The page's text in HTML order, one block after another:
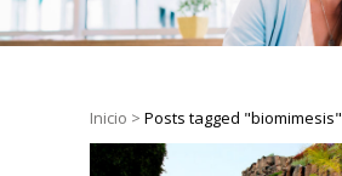
Inicio > Posts tagged "biomimesis"